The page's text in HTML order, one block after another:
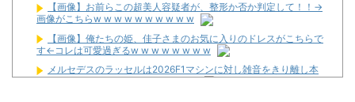
【画像】お前らこの超美人容疑者が、整形か否か判定して！！→
画像がこちらw w w w w w w w w w
【画像】俺たちの姫、佳子さまのお気に入りのドレスがこちらで
す←コレは可愛過ぎるw w w w w w w w
メルセデスのラッセルは2026F1マシンに対し雑音をきり離し本
質的な部分に集中できていないらしい